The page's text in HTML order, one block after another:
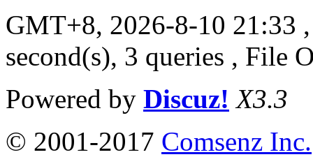
GMT+8, 2026-8-10 21:33
second(s), 3 queries , File
Powered by Discuz! X3.3
© 2001-2017 Comsenz Inc.